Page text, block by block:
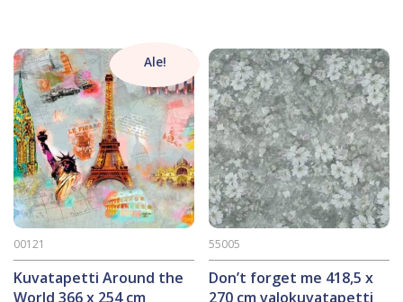
Ale!
Kuvatapetti Around the
World 366 x 254 cm
00121
Don’t forget me 418,5 x
270 cm valokuvatapetti
55005